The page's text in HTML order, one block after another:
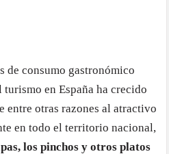
de consumo gastronómico
turismo en España ha crecido
entre otras razones al atractivo
en todo el territorio nacional,
los pinchos y otros platos